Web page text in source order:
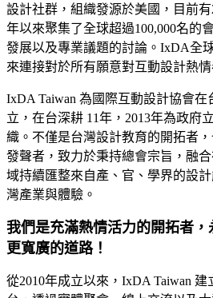
設計社群，組織發源於美國，目前
年以來聚集了全球超過100,000名的
發展以及專業議題的討論。IxDA全
來連接對於所有願意對互動設計熱情
IxDA Taiwan 為國際互動設計協會在
立，在台深耕 11年，2013年為政府
織。不僅是台灣設計教育的開拓者
發聲者，致力於秉持總會宗旨，融
域持續匯整來自產、官、學界的設
灣產業與體驗。
我們是充滿熱情活力的開拓者
更寬廣的道路！
從2010年成立以來，IxDA Taiwan